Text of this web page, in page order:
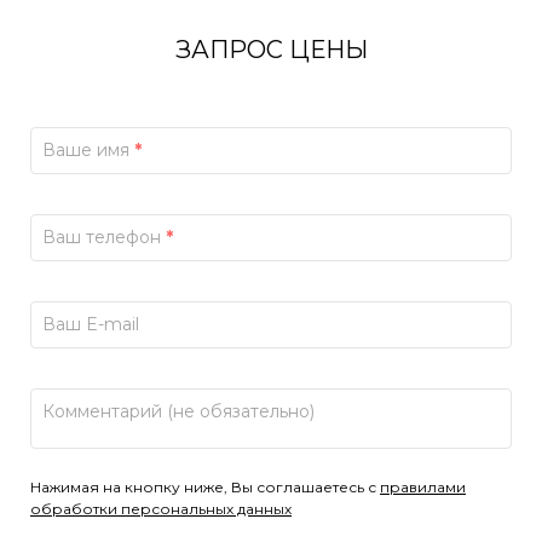
ЗАПРОС ЦЕНЫ
Ваше имя *
Ваш телефон *
Ваш E-mail
Комментарий (не обязательно)
Нажимая на кнопку ниже, Вы соглашаетесь с правилами
обработки персональных данных